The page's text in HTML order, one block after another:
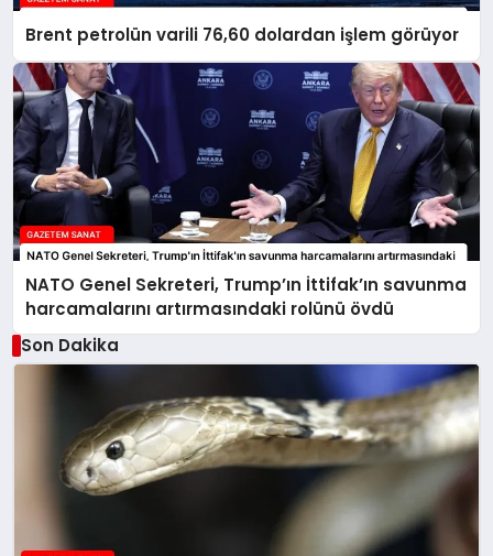
Brent petrolün varili 76,60 dolardan işlem görüyor
NATO Genel Sekreteri, Trump’ın İttifak’ın savunma
harcamalarını artırmasındaki rolünü övdü
Son Dakika